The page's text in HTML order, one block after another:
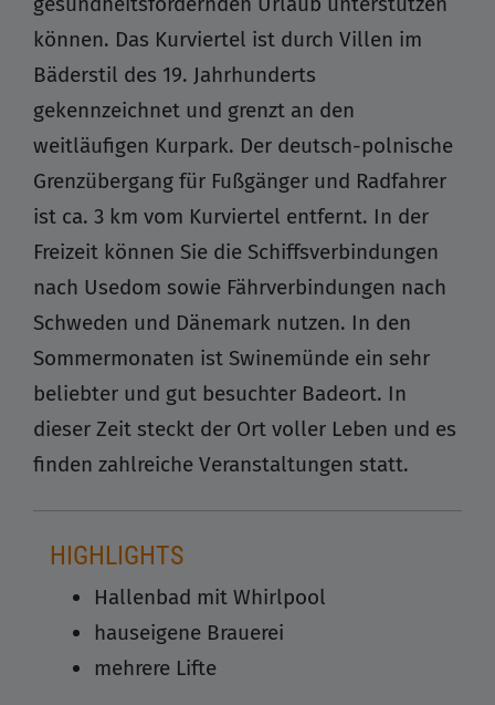
können. Das Kurviertel ist durch Villen im
Bäderstil des 19. Jahrhunderts
gekennzeichnet und grenzt an den
weitläufigen Kurpark. Der deutsch-polnische
Grenzübergang für Fußgänger und Radfahrer
ist ca. 3 km vom Kurviertel entfernt. In der
Freizeit können Sie die Schiffsverbindungen
nach Usedom sowie Fährverbindungen nach
Schweden und Dänemark nutzen. In den
Sommermonaten ist Swinemünde ein sehr
beliebter und gut besuchter Badeort. In
dieser Zeit steckt der Ort voller Leben und es
finden zahlreiche Veranstaltungen statt.
HIGHLIGHTS
Hallenbad mit Whirlpool
hauseigene Brauerei
mehrere Lifte